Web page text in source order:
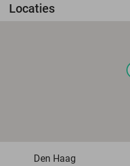
Locaties
Den Haag